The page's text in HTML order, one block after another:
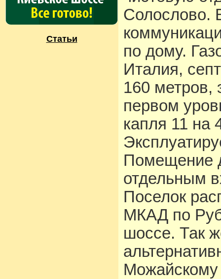
Статьи
Солослово.
по дому.
Италия,
160 метров,
первом
капля 11 на
Помещение
отдельным
Поселок
МКАД по
шоссе. Так